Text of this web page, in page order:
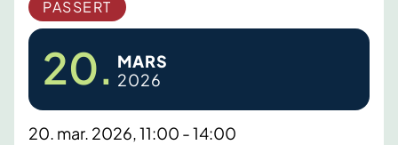
PASSERT
20. MARS
2026
20. mar. 2026, 11:00 - 14:00